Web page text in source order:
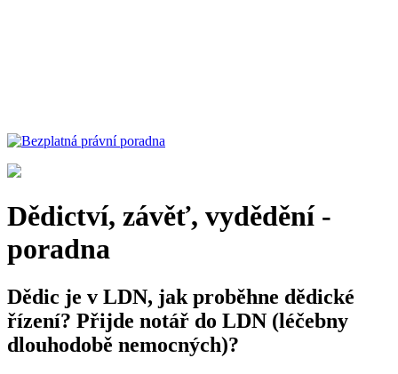
Dědictví, závěť, vydědění -
poradna
Dědic je v LDN, jak proběhne dědické
řízení? Přijde notář do LDN (léčebny
dlouhodobě nemocných)?